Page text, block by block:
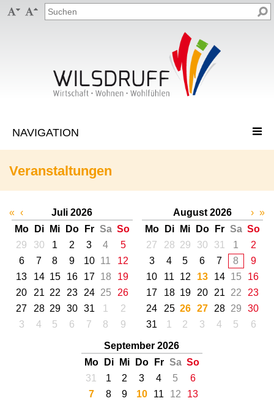
 
Veranstaltungen
« ‹
Juli 2026
Mo
Di Mi Do Fr Sa So
29
30 1 2 3 4
5
6
7 8 9 10 11
12
13
14 15 16 17 18
19
20
21 22 23 24 25
26
27
28 29 30 31 1
2
3
4 5 6 7 8 9
August 2026
Mo
Di Mi Do Fr Sa So
27
28 29 30 31 1
2
3
4 5 6 7 8
9
10
11 12 13 14 15
16
17
18 19 20 21 22
23
24
25 26 27 28 29
30
31
1 2 3 4 5 6
September 2026
Mo
Di Mi Do Fr Sa So
31
1 2 3 4 5
6
7
8 9 10 11 12
13
› »